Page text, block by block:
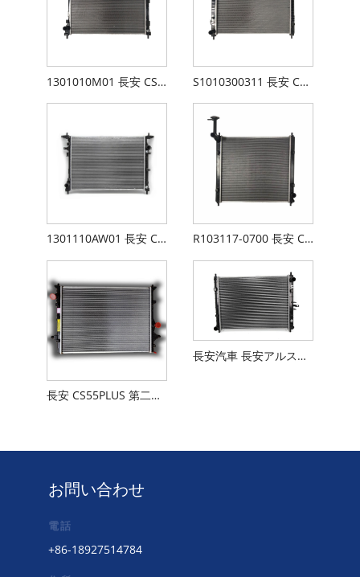
1301010M01 長安 CS75 ラジエーター S1010300311 長安 CS35 ラジエーター
1301110AW01 長安 CS55 ラジエーター R103117-0700 長安 CX70 ラジエーター
長安 CS55PLUS 第二世代 1.5T ラジエーター
長安汽車 長安アルスビン V7 ラジエター水タンク
お問い合わせ
電話
+86-18927514784